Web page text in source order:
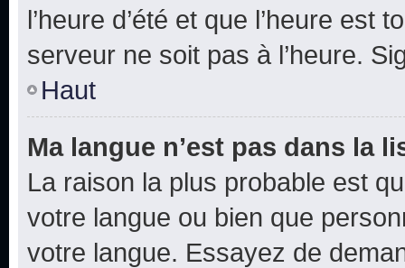
l’heure d’été et que l’heure est
serveur ne soit pas à l’heure.
Haut
Ma langue n’est pas dans la
La raison la plus probable est
votre langue ou bien que
votre langue. Essayez de